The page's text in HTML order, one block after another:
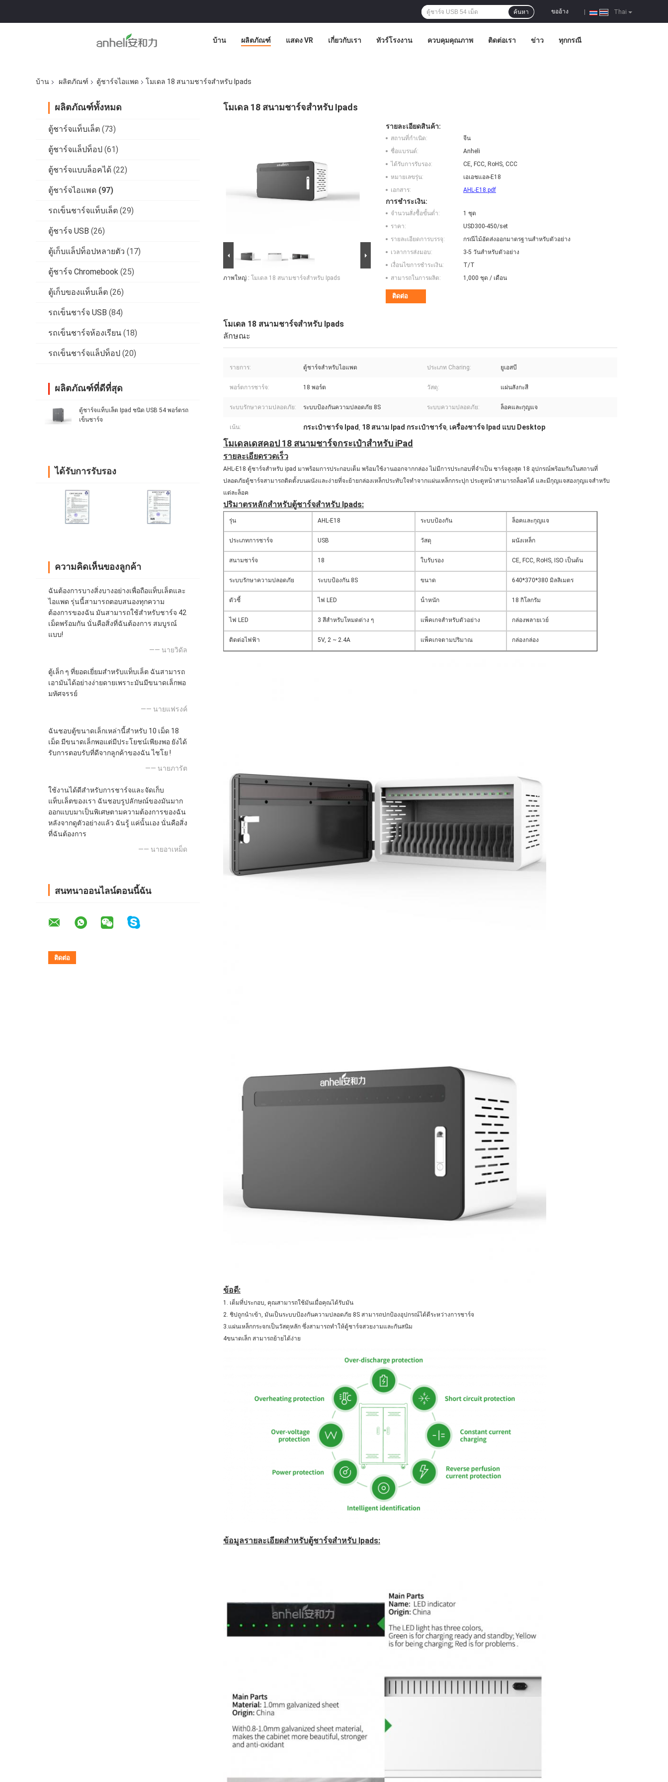
Thai
ขออ้าง
ค้นหา
บ้าน ผลิตภัณฑ์ แสดง VR เกี่ยวกับเรา ทัวร์โรงงาน ควบคุมคุณภาพ ติดต่อเรา ข่าว ทุกกรณี
บ้าน ผลิตภัณฑ์ ตู้ชาร์จไอแพด โมเดล 18 สนามชาร์จสําหรับ Ipads
ผลิตภัณฑ์ทั้งหมด
ตู้ชาร์จแท็บเล็ต (73)
ตู้ชาร์จแล็ปท็อป (61)
ตู้ชาร์จแบบล็อคได้ (22)
ตู้ชาร์จไอแพด (97)
รถเข็นชาร์จแท็บเล็ต (29)
ตู้ชาร์จ USB (26)
ตู้เก็บแล็ปท็อปหลายตัว (17)
ตู้ชาร์จ Chromebook (25)
ตู้เก็บของแท็บเล็ต (26)
รถเข็นชาร์จ USB (84)
รถเข็นชาร์จห้องเรียน (18)
รถเข็นชาร์จแล็ปท็อป (20)
ผลิตภัณฑ์ที่ดีที่สุด
ตู้ชาร์จแท็บเล็ต Ipad ชนิด USB 54 พอร์ตรถ
เข็นชาร์จ
ได้รับการรับรอง
ความคิดเห็นของลูกค้า
ฉันต้องการบางสิ่งบางอย่างเพื่อถือแท็บเล็ตและ
ไอแพด รุ่นนี้สามารถตอบสนองทุกความ
ต้องการของฉัน มันสามารถใช้สำหรับชาร์จ 42
เม็ดพร้อมกัน นั่นคือสิ่งที่ฉันต้องการ สมบูรณ์
แบบ!
—— นายวิดัล
ตู้เล็ก ๆ ที่ยอดเยี่ยมสำหรับแท็บเล็ต ฉันสามารถ
เอามันได้อย่างง่ายดายเพราะมันมีขนาดเล็กพอ
มหัศจรรย์
—— นายแฟรงค์
ฉันชอบตู้ขนาดเล็กเหล่านี้สำหรับ 10 เม็ด 18
เม็ด มีขนาดเล็กพอแต่มีประโยชน์เพียงพอ ยังได้
รับการตอบรับที่ดีจากลูกค้าของฉัน ไชโย !
—— นายภารัต
ใช้งานได้ดีสำหรับการชาร์จและจัดเก็บ
แท็บเล็ตของเรา ฉันชอบรูปลักษณ์ของมันมาก
ออกแบบมาเป็นพิเศษตามความต้องการของฉัน
หลังจากดูตัวอย่างแล้ว ฉันรู้ แค่นั้นเอง นั่นคือสิ่ง
ที่ฉันต้องการ
—— นายอาเหม็ด
สนทนาออนไลน์ตอนนี้ฉัน
โมเดล 18 สนามชาร์จสําหรับ Ipads
ภาพใหญ่ : โมเดล 18 สนามชาร์จสําหรับ Ipads
รายละเอียดสินค้า:
สถานที่กำเนิด:
จีน
ชื่อแบรนด์:
Anheli
ได้รับการรับรอง:
CE, FCC, RoHS, CCC
หมายเลขรุ่น:
เอเอชแอล-E18
เอกสาร:
AHL-E18.pdf
การชำระเงิน:
จำนวนสั่งซื้อขั้นต่ำ:
1 ชุด
ราคา:
USD300-450/set
รายละเอียดการบรรจุ:
กรณีไม้อัดส่งออกมาตรฐานสำหรับตัวอย่าง
เวลาการส่งมอบ:
3-5 วันสำหรับตัวอย่าง
เงื่อนไขการชำระเงิน:
T/T
สามารถในการผลิต:
1,000 ชุด / เดือน
ติดต่อ
โมเดล 18 สนามชาร์จสําหรับ Ipads
ลักษณะ
รายการ: ตู้ชาร์จสำหรับไอแพด ประเภท Charing: ยูเอสบี
พอร์ตการชาร์จ: 18 พอร์ต วัสดุ: แผ่นสังกะสี
ระบบรักษาความปลอดภัย: ระบบป้องกันความปลอดภัย 8S ระบบความปลอดภัย: ล็อคและกุญแจ
เน้น: กระเป๋าชาร์จ Ipad, 18 สนาม Ipad กระเป๋าชาร์จ, เครื่องชาร์จ Ipad แบบ Desktop
โมเดลเดสคอป 18 สนามชาร์จกระเป๋าสําหรับ iPad
รายละเอียดรวดเร็ว
AHL-E18 ตู้ชาร์จสําหรับ ipad มาพร้อมการประกอบเต็ม พร้อมใช้งานออกจากกล่อง ไม่มีการประกอบที่จําเป็น ชาร์จสูงสุด 18 อุปกรณ์พร้อมกันในสถานที่
ปลอดภัยตู้ชาร์จสามารถติดตั้งบนผนังและง่ายที่จะย้ายกล่องเหล็กประทับใจทําจากแผ่นเหล็กกระปุก ประตูหน้าสามารถล็อคได้ และมีกุญแจสองกุญแจสําหรับ
แต่ละล็อค
ปริมาตรหลักสําหรับตู้ชาร์จสําหรับ Ipads:
รุ่น AHL-E18 ระบบป้องกัน ล็อคและกุญแจ
ประเภทการชาร์จ USB วัสดุ ผนังเหล็ก
สนามชาร์จ 18 ใบรับรอง CE, FCC, RoHS, ISO เป็นต้น
ระบบรักษาความปลอดภัย ระบบป้องกัน 8S ขนาด 640*370*380 มิลลิเมตร
ตัวชี้ ไฟ LED น้ําหนัก 18 กิโลกรัม
ไฟ LED 3 สีสําหรับโหมดต่าง ๆ แพ็คเกจสําหรับตัวอย่าง กล่องพลายเวย์
ติดต่อไฟฟ้า 5V, 2 ~ 2.4A แพ็คเกจตามปริมาณ กล่องกล่อง
ข้อดี:
1. เต็มที่ประกอบ, คุณสามารถใช้มันเมื่อคุณได้รับมัน
2. ชิปถูกนําเข้า, มันเป็นระบบป้องกันความปลอดภัย 8S สามารถปกป้องอุปกรณ์ได้ดีระหว่างการชาร์จ
3.แผ่นเหล็กกระจกเป็นวัสดุหลัก ซึ่งสามารถทําให้ตู้ชาร์จสวยงามและกันสนิม
4ขนาดเล็ก สามารถย้ายได้ง่าย
ข้อมูลรายละเอียดสําหรับตู้ชาร์จสําหรับ Ipads: